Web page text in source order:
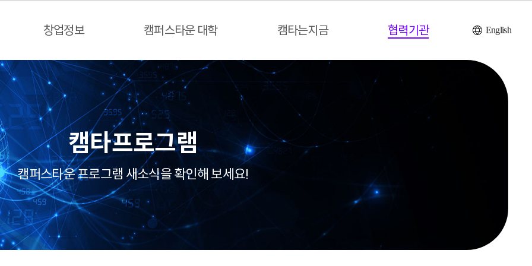
창업정보 캠퍼스타운 대학 캠타는지금 협력기관 English
캠타프로그램
캠퍼스타운 프로그램 새소식을 확인해 보세요!